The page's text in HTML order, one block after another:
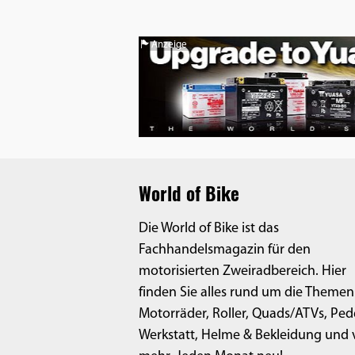
Anzeige
World of Bike
Die World of Bike ist das
Fachhandelsmagazin für den
motorisierten Zweiradbereich. Hier
finden Sie alles rund um die Themen
Motorräder, Roller, Quads/ATVs,
Werkstatt, Helme & Bekleidung und